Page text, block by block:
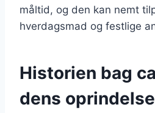
måltid, og den kan nemt
hverdagsmad og festlige
Historien bag
dens